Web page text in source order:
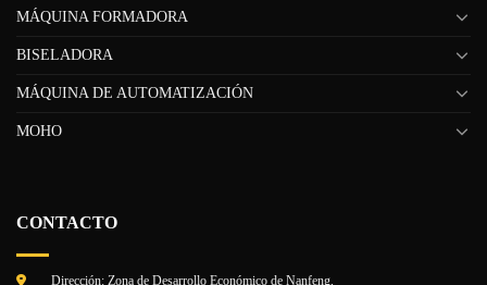
MÁQUINA FORMADORA
BISELADORA
MÁQUINA DE AUTOMATIZACIÓN
MOHO
CONTACTO
Dirección: Zona de Desarrollo Económico de Nanfeng,